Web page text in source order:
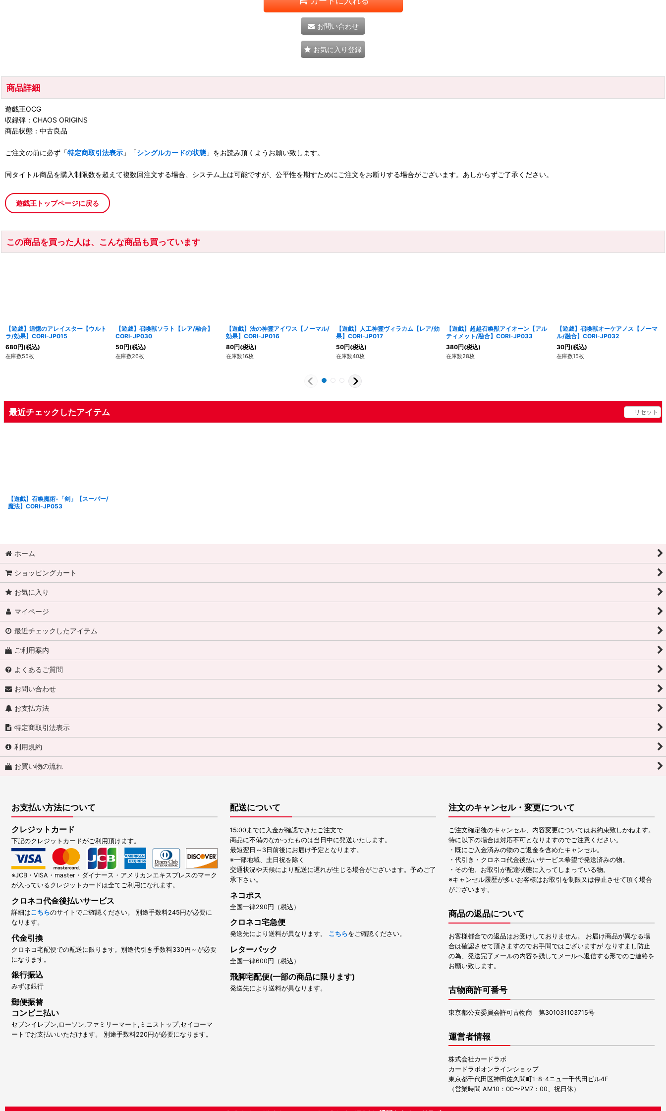
お問い合わせ
お気に入り登録
商品詳細
遊戯王OCG
収録弾：CHAOS ORIGINS
商品状態：中古良品
ご注文の前に必ず「特定商取引法表示 」「シングルカードの状態 」をお読み頂くようお願い致します。
同タイトル商品を購入制限数を超えて複数回注文する場合、システム上は可能ですが、公平性を期すためにご注文をお断りする場合がございます。あしからずご了承ください。
遊戯王トップページに戻る
この商品を買った人は、こんな商品も買っています
【遊戯】追憶のアレイスター【ウルト
ラ/効果】CORI-JP015
680円(税込)
在庫数55枚
【遊戯】召喚獣ソラト【レア/融合】
CORI-JP030
50円(税込)
在庫数26枚
【遊戯】法の神霊アイワス【ノーマル/
効果】CORI-JP016
80円(税込)
在庫数16枚
【遊戯】人工神霊ヴィラカム【レア/効
果】CORI-JP017
50円(税込)
在庫数40枚
【遊戯】超越召喚獣アイオーン【アル
ティメット/融合】CORI-JP033
380円(税込)
在庫数28枚
【遊戯】召喚獣オーケアノス【ノーマ
ル/融合】CORI-JP032
30円(税込)
在庫数15枚
最近チェックしたアイテム リセット
【遊戯】召喚魔術-「剣」【スーパー/
魔法】CORI-JP053
ホーム
ショッピングカート
お気に入り
マイページ
最近チェックしたアイテム
ご利用案内
よくあるご質問
お問い合わせ
お支払方法
特定商取引法表示
利用規約
お買い物の流れ
お支払い方法について
クレジットカード
下記のクレジットカードがご利用頂けます。
※JCB・VISA・master・ダイナース・アメリカンエキスプレスのマーク
が入っているクレジットカードは全てご利用になれます。
クロネコ代金後払いサービス
詳細はこちらのサイトでご確認ください。 別途手数料245円が必要に
なります。
代金引換
クロネコ宅配便での配送に限ります。別途代引き手数料330円～が必要
になります。
銀行振込
みずほ銀行
郵便振替
コンビニ払い
セブンイレブン,ローソン,ファミリーマート,ミニストップ,セイコーマ
ートでお支払いいただけます。 別途手数料220円が必要になります。
配送について
15:00までに入金が確認できたご注文で
商品に不備のなかったものは当日中に発送いたします。
最短翌日～3日前後にお届け予定となります。
※一部地域、土日祝を除く
交通状況や天候により配送に遅れが生じる場合がございます。予めご了
承下さい。
ネコポス
全国一律290円（税込）
クロネコ宅急便
発送先により送料が異なります。 こちらをご確認ください。
レターパック
全国一律600円（税込）
飛脚宅配便(一部の商品に限ります)
発送先により送料が異なります。
注文のキャンセル・変更について
ご注文確定後のキャンセル、内容変更についてはお約束致しかねます。
特に以下の場合は対応不可となりますのでご注意ください。
・既にご入金済みの物のご返金を含めたキャンセル。
・代引き・クロネコ代金後払いサービス希望で発送済みの物。
・その他、お取引が配達状態に入ってしまっている物。
※キャンセル履歴が多いお客様はお取引を制限又は停止させて頂く場合
がございます。
商品の返品について
お客様都合での返品はお受けしておりません。 お届け商品が異なる場
合は確認させて頂きますのでお手間ではございますが なりすまし防止
の為、発送完了メールの内容を残してメールへ返信する形でのご連絡を
お願い致します。
古物商許可番号
東京都公安委員会許可古物商 第301031103715号
運営者情報
株式会社カードラボ
カードラボオンラインショップ
東京都千代田区神田佐久間町1-8-4ニュー千代田ビル4F
（営業時間 AM10：00〜PM7：00、祝日休）